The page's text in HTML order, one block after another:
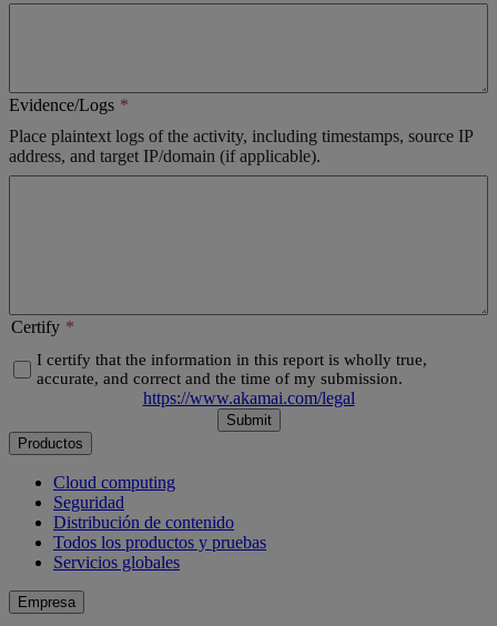
Evidence/Logs
Place plaintext logs of the activity, including timestamps, source IP
address, and target IP/domain (if applicable).
Certify
I certify that the information in this report is wholly true,
accurate, and correct and the time of my submission.
https://www.akamai.com/legal
Submit
Productos
Cloud computing
Seguridad
Distribución de contenido
Todos los productos y pruebas
Servicios globales
Empresa